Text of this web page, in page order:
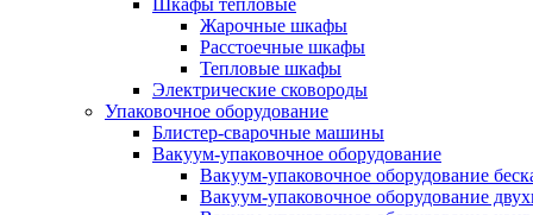
Жарочные шкафы
Расстоечные шкафы
Тепловые шкафы
Электрические сковороды
Упаковочное оборудование
Блистер-сварочные машины
Вакуум-упаковочное оборудование
Вакуум-упаковочное оборудование
Вакуум-упаковочное оборудование